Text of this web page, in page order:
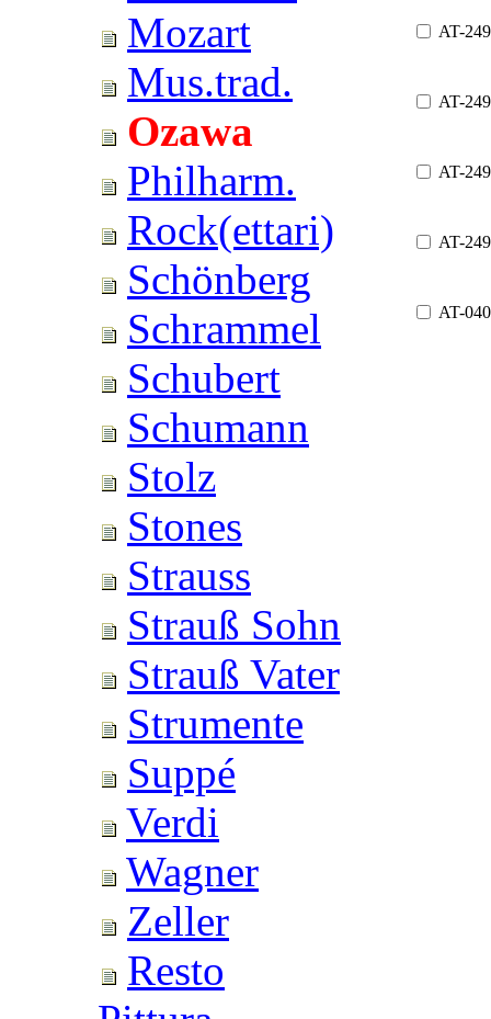
Mozart
Mus.trad.
Ozawa
Philharm.
Rock(ettari)
Schönberg
Schrammel
Schubert
Schumann
Stolz
Stones
Strauss
Strauß Sohn
Strauß Vater
Strumente
Suppé
Verdi
Wagner
Zeller
Resto
AT-
AT-
AT-
AT-
AT-